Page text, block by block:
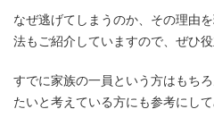
なぜ逃げてしまうのか、その理由
法もご紹介していますので、ぜひ役
すでに家族の一員という方はもち
たいと考えている方にも参考にして